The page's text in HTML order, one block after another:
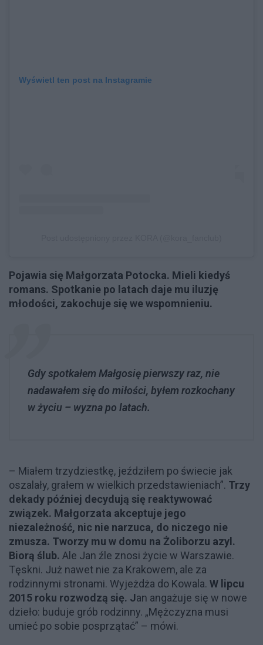
Wyświetl ten post na Instagramie
Pojawia się Małgorzata Potocka. Mieli kiedyś
romans. Spotkanie po latach daje mu iluzję
młodości, zakochuje się we wspomnieniu.
Gdy spotkałem Małgosię pierwszy raz, nie
nadawałem się do miłości, byłem rozkochany
w życiu – wyzna po latach.
– Miałem trzydziestkę, jeździłem po świecie jak
oszalały, grałem w wielkich przedstawieniach”. Trzy
dekady później decydują się reaktywować
związek. Małgorzata akceptuje jego
niezależność, nic nie narzuca, do niczego nie
zmusza. Tworzy mu w domu na Żoliborzu azyl.
Biorą ślub. Ale Jan źle znosi życie w Warszawie.
Tęskni. Już nawet nie za Krakowem, ale za
rodzinnymi stronami. Wyjeżdża do Kowala. W lipcu
2015 roku rozwodzą się. Jan angażuje się w nowe
dzieło: buduje grób rodzinny. „Mężczyzna musi
umieć po sobie posprzątać” – mówi.